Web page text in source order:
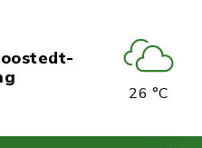
26 °C